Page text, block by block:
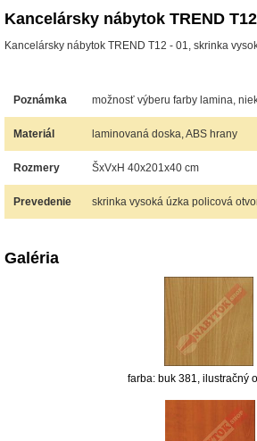
Kancelársky nábytok TREND
Kancelársky nábytok TREND T12 - 01, skrinka
Poznámka možnosť výberu farby lamina,
Materiál laminovaná doska, ABS hrany
Rozmery ŠxVxH 40x201x40 cm
Prevedenie skrinka vysoká úzka policová
Galéria
farba: buk 381, ilustračný